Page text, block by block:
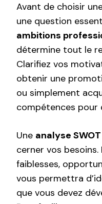
Avant de choisir
une question
ambitions
détermine tout le
Clarifiez vos
obtenir une
ou simplement
compétences pour
Une analyse SWOT
cerner vos
faiblesses,
vous permettra
que vous devez